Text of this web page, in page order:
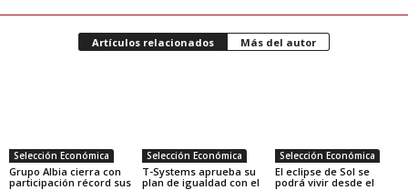
Artículos relacionados Más del autor
Selección Económica
Grupo Albia cierra con
participación récord sus
Selección Económica
T-Systems aprueba su
plan de igualdad con el
Selección Económica
El eclipse de Sol se
podrá vivir desde el